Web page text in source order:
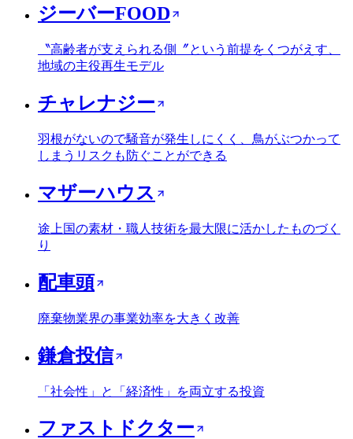
ジーバーFOOD
〝高齢者が支えられる側〞という前提をくつがえす、
地域の主役再生モデル
チャレナジー
羽根がないので騒音が発生しにくく、鳥がぶつかって
しまうリスクも防ぐことができる
マザーハウス
途上国の素材・職人技術を最大限に活かしたものづく
り
配車頭
廃棄物業界の事業効率を大きく改善
鎌倉投信
「社会性」と「経済性」を両立する投資
ファストドクター